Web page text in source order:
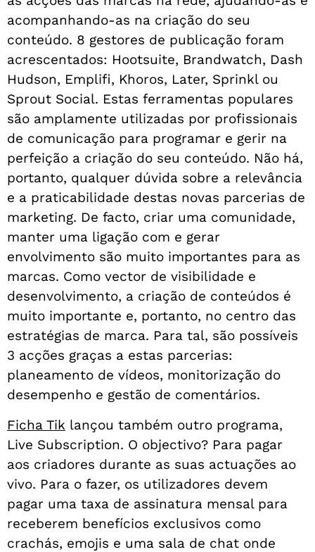
acompanhando-as na criação do seu
conteúdo. 8 gestores de publicação foram
acrescentados: Hootsuite, Brandwatch, Dash
Hudson, Emplifi, Khoros, Later, Sprinkl ou
Sprout Social. Estas ferramentas populares
são amplamente utilizadas por profissionais
de comunicação para programar e gerir na
perfeição a criação do seu conteúdo. Não há,
portanto, qualquer dúvida sobre a relevância
e a praticabilidade destas novas parcerias de
marketing. De facto, criar uma comunidade,
manter uma ligação com e gerar
envolvimento são muito importantes para as
marcas. Como vector de visibilidade e
desenvolvimento, a criação de conteúdos é
muito importante e, portanto, no centro das
estratégias de marca. Para tal, são possíveis
3 acções graças a estas parcerias:
planeamento de vídeos, monitorização do
desempenho e gestão de comentários.
Ficha Tik lançou também outro programa,
Live Subscription. O objectivo? Para pagar
aos criadores durante as suas actuações ao
vivo. Para o fazer, os utilizadores devem
pagar uma taxa de assinatura mensal para
receberem benefícios exclusivos como
crachás, emojis e uma sala de chat onde